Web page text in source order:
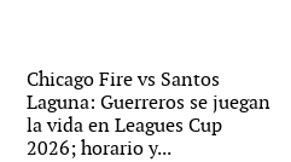
Chicago Fire vs Santos
Laguna: Guerreros se juegan
la vida en Leagues Cup
2026; horario y...